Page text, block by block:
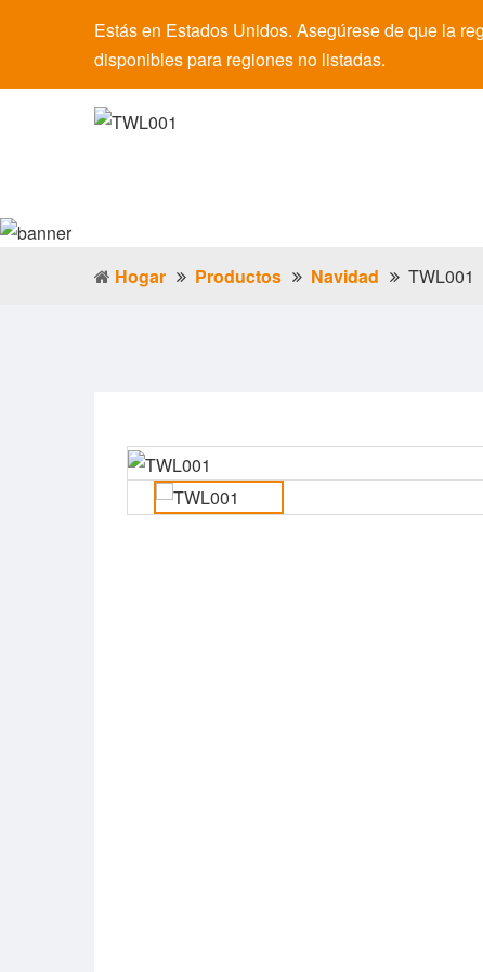
Estás en Estados Unidos. Asegúrese de que la
disponibles para regiones no listadas.
Hogar Productos Navidad TWL001